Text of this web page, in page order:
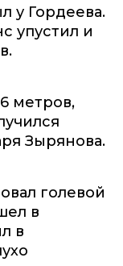
у Гордеева.
упустил и
метров,
Зырянова.
голевой
в
в